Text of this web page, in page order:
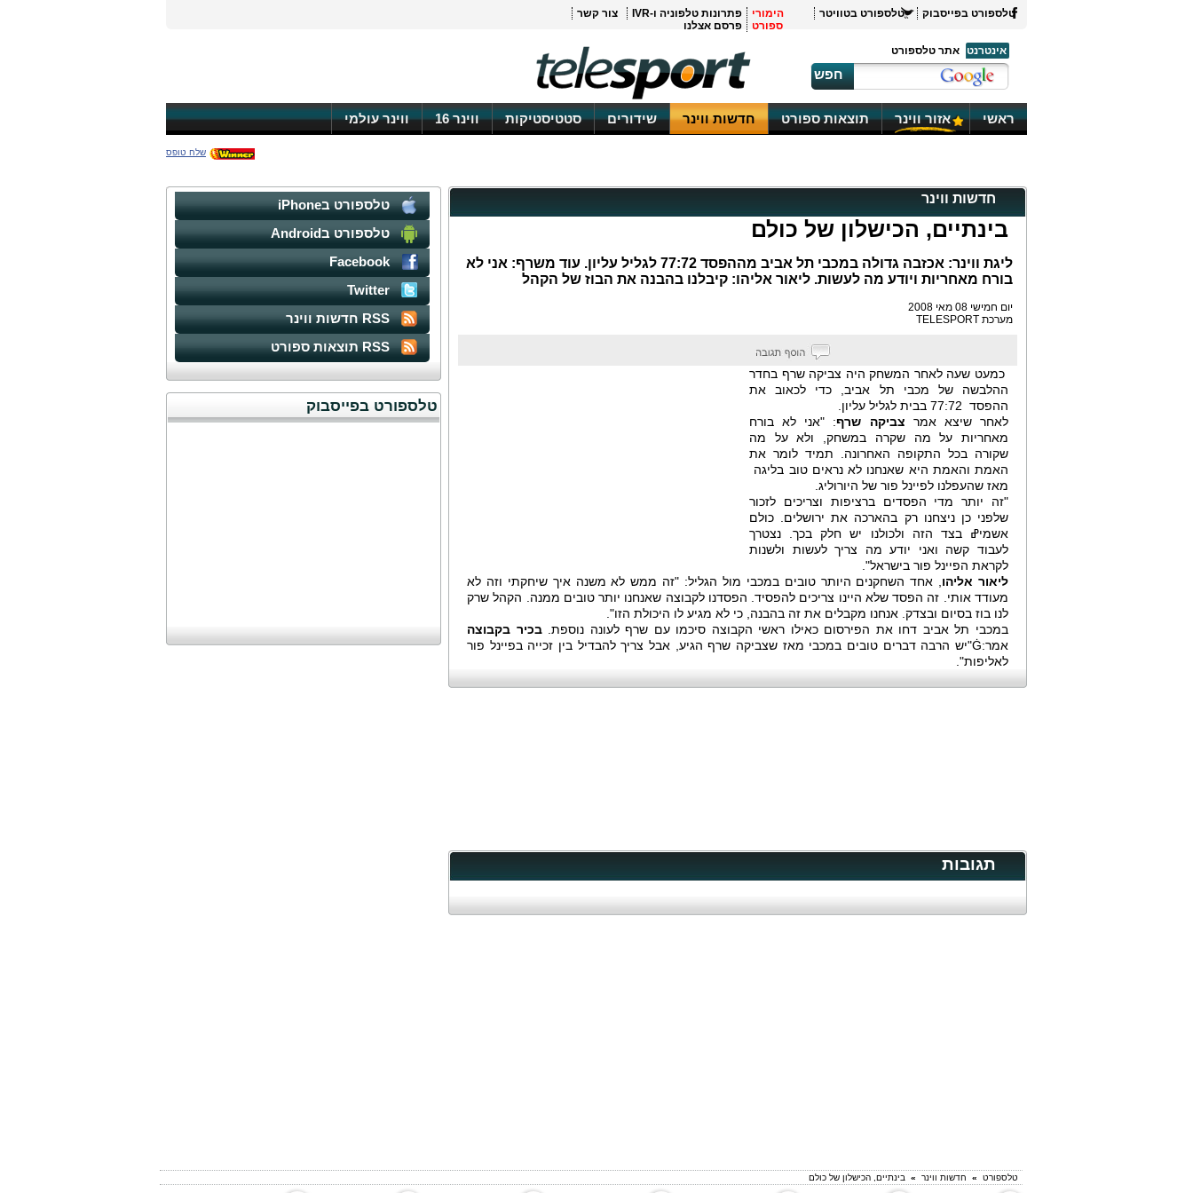
טלספורט בפייסבוק טלספורט בטוויטר
הימורי
ספורט
פתרונות טלפוניה ו-IVR
צור קשר
פרסם אצלנו
אינטרנט
אתר טלספורט
חפש
ראשי אזור ווינר תוצאות ספורט חדשות ווינר שידורים סטטיסטיקות ווינר 16 ווינר עולמי
שלח טופס
חדשות ווינר
בינתיים, הכישלון של כולם
ליגת ווינר: אכזבה גדולה במכבי תל אביב מההפסד 77:72 לגליל עליון. עוד משרף: אני לא
בורח מאחריות ויודע מה לעשות. ליאור אליהו: קיבלנו בהבנה את הבוז של הקהל
יום חמישי 08 מאי 2008
מערכת TELESPORT
כמעט שעה לאחר המשחק היה צביקה שרף בחדר
ההלבשה של מכבי תל אביב, כדי לכאוב את
ההפסד 77:72 בבית לגליל עליון.
לאחר שיצא אמר צביקה שרף: "אני לא בורח
מאחריות על מה שקרה במשחק, ולא על מה
שקורה בכל התקופה האחרונה. תמיד לומר את
האמת והאמת היא שאנחנו לא נראים טוב בליגה
מאז שהעפלנו לפיינל פור של היורוליג.
"זה יותר מדי הפסדים ברציפות וצריכים לזכור
שלפני כן ניצחנו רק בהארכה את ירושלים. כולם
אשמיߝ בצד הזה ולכולנו יש חלק בכך. נצטרך
לעבוד קשה ואני יודע מה צריך לעשות ולשנות
לקראת הפיינל פור בישראל".
ליאור אליהו , אחד השחקנים היותר טובים במכבי מול הגליל: "זה ממש לא משנה איך שיחקתי וזה לא
מעודד אותי. זה הפסד שלא היינו צריכים להפסיד. הפסדנו לקבוצה שאנחנו יותר טובים ממנה. הקהל שרק
לנו בוז בסיום ובצדק. אנחנו מקבלים את זה בהבנה, כי לא מגיע לו היכולת הזו".
במכבי תל אביב דחו את הפירסום כאילו ראשי הקבוצה סיכמו עם שרף לעונה נוספת.בכיר בקבוצה
אמר:Ġ"יש הרבה דברים טובים במכבי מאז שצביקה שרף הגיע, אבל צריך להבדיל בין זכייה בפיינל פור
לאליפות".
תגובות
טלספורט בiPhone
טלספורט בAndroid
Facebook
Twitter
RSS חדשות ווינר
RSS תוצאות ספורט
טלספורט בפייסבוק
טלספורט » חדשות ווינר » בינתיים, הכישלון של כולם